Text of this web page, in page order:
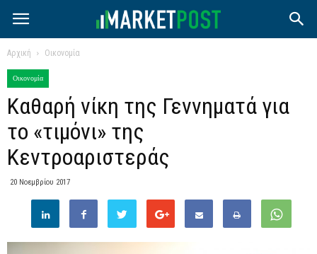
Αρχική Οικονομία
Οικονομία
Καθαρή νίκη της Γεννηματά για
το «τιμόνι» της
Κεντροαριστεράς
20 Νοεμβρίου 2017